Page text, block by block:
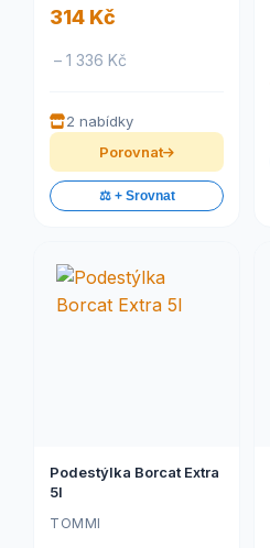
314 Kč
– 1 336 Kč
2 nabídky
Porovnat
⚖️ + Srovnat
Podestýlka Borcat Extra
5l
TOMMI